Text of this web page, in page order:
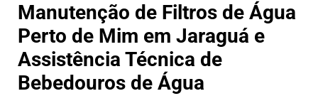
Manutenção de Filtros de Água
Perto de Mim em Jaraguá e
Assistência Técnica de
Bebedouros de Água